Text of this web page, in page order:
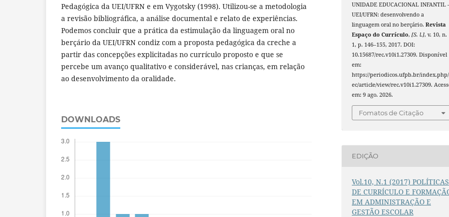
Pedagógica da UEI/UFRN e em Vygotsky (1998). Utilizou-se a metodologia
a revisão bibliográfica, a análise documental e relato de experiências.
Podemos concluir que a prática da estimulação da linguagem oral no
berçário da UEI/UFRN condiz com a proposta pedagógica da creche a
partir das concepções explicitadas no currículo proposto e que se
percebe um avanço qualitativo e considerável, nas crianças, em relação
ao desenvolvimento da oralidade.
DOWNLOADS
UNIDADE EDUCACIONAL INFANTIL
UEI/UFRN: desenvolvendo a
linguagem oral no berçário.Revista
Espaço do Currículo,[S. l.], v. 10, n.
1, p. 146–155, 2017. DOI:
10.15687/rec.v10i1.27309. Disponível
em:
https://periodicos.ufpb.br/
ec/article/view/rec.v10i1.27309.
em: 9 ago. 2026.
Fomatos de Citação
EDIÇÃO
Vol.10, N.1 (2017) POLÍTICAS
DE CURRÍCULO E
EM ADMINISTRAÇÃO E
GESTÃO ESCOLAR